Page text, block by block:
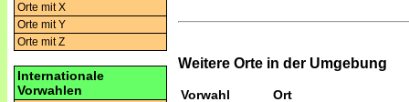
Orte mit X
Orte mit Y
Orte mit Z
Internationale
Vorwahlen
Weitere Orte in der Umgebung
Vorwahl
Ort